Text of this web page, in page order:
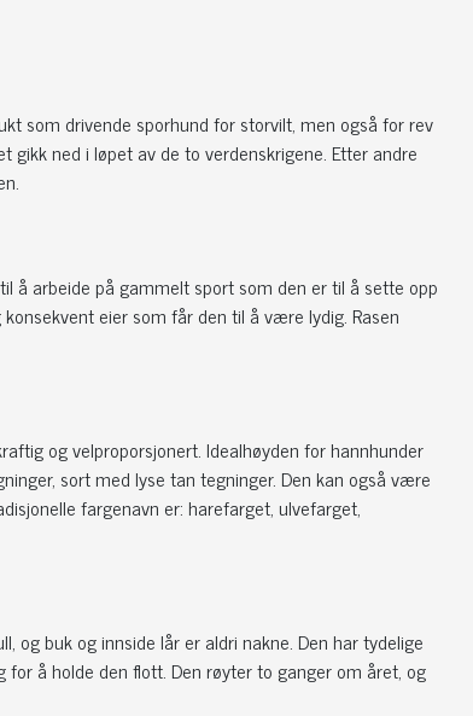
som drivende sporhund for storvilt, men også for rev
gikk ned i løpet av de to verdenskrigene. Etter andre
å arbeide på gammelt sport som den er til å sette opp
eier som får den til å være lydig. Rasen
og velproporsjonert. Idealhøyden for hannhunder
sort med lyse tan tegninger. Den kan også være
fargenavn er: harefarget, ulvefarget,
og buk og innside lår er aldri nakne. Den har tydelige
for å holde den flott. Den røyter to ganger om året, og